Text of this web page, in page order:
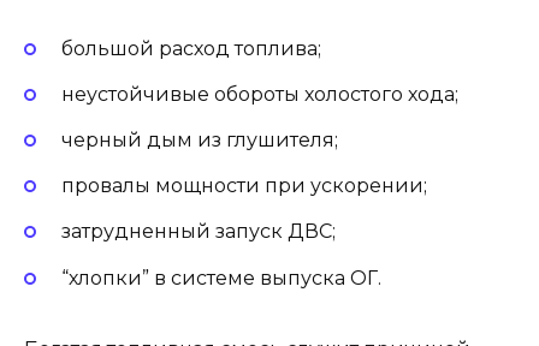
большой расход топлива;
неустойчивые обороты холостого хода;
черный дым из глушителя;
провалы мощности при ускорении;
затрудненный запуск ДВС;
“хлопки” в системе выпуска ОГ.